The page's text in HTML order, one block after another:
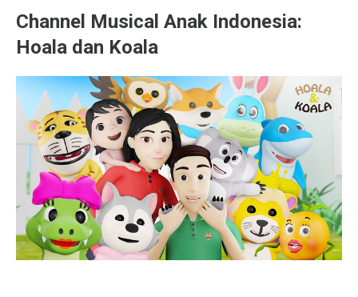
Channel Musical Anak Indonesia:
Hoala dan Koala